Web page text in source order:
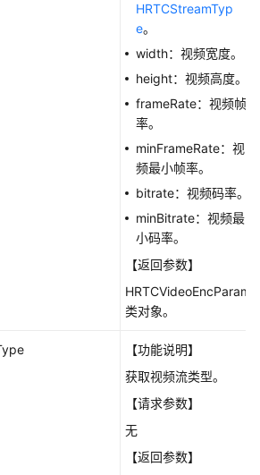
HRTCStreamTyp
e。
width：视频宽度。
height：视频高度。
frameRate：视频帧
率。
minFrameRate：视
频最小帧率。
bitrate：视频码率。
minBitrate：视频最
小码率。
【返回参数】
HRTCVideoEncParam
类对象。
【功能说明】
获取视频流类型。
【请求参数】
无
【返回参数】